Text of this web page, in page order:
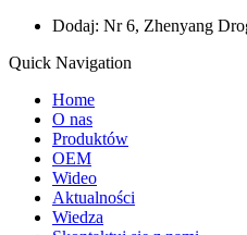
Dodaj: Nr 6, Zhenyang
Quick Navigation
Home
O nas
Produktów
OEM
Wideo
Aktualności
Wiedza